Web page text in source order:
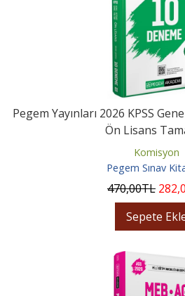
Pegem Yayınları 2026 KPSS
Ön Lisans
Komisyon
Pegem Sınav
470,00TL 282
Sepete